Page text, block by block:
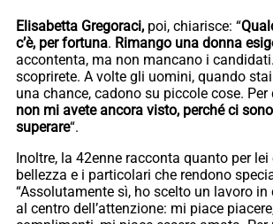
Elisabetta Gregoraci, poi, chiarisce: “
c’è, per fortuna. Rimango una donna
accontenta, ma non mancano i candidati.
scoprirete. A volte gli uomini, quando
una chance, cadono su piccole cose. Per
non mi avete ancora visto, perché ci
superare“.
Inoltre, la 42enne racconta quanto per
bellezza e i particolari che rendono
“Assolutamente sì, ho scelto un lavoro
al centro dell’attenzione: mi piace